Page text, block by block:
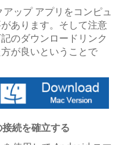
ップ アプリをコンピュ
あります。そして注意
のダウンロードリンク
が良いということで
続を確立する